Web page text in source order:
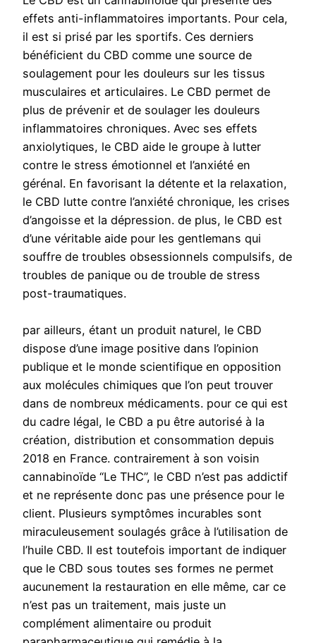
effets anti-inflammatoires importants. Pour cela,
il est si prisé par les sportifs. Ces derniers
bénéficient du CBD comme une source de
soulagement pour les douleurs sur les tissus
musculaires et articulaires. Le CBD permet de
plus de prévenir et de soulager les douleurs
inflammatoires chroniques. Avec ses effets
anxiolytiques, le CBD aide le groupe à lutter
contre le stress émotionnel et l’anxiété en
gérénal. En favorisant la détente et la relaxation,
le CBD lutte contre l’anxiété chronique, les crises
d’angoisse et la dépression. de plus, le CBD est
d’une véritable aide pour les gentlemans qui
souffre de troubles obsessionnels compulsifs, de
troubles de panique ou de trouble de stress
post-traumatiques.
par ailleurs, étant un produit naturel, le CBD
dispose d’une image positive dans l’opinion
publique et le monde scientifique en opposition
aux molécules chimiques que l’on peut trouver
dans de nombreux médicaments. pour ce qui est
du cadre légal, le CBD a pu être autorisé à la
création, distribution et consommation depuis
2018 en France. contrairement à son voisin
cannabinoïde “Le THC”, le CBD n’est pas addictif
et ne représente donc pas une présence pour le
client. Plusieurs symptômes incurables sont
miraculeusement soulagés grâce à l’utilisation de
l’huile CBD. Il est toutefois important de indiquer
que le CBD sous toutes ses formes ne permet
aucunement la restauration en elle même, car ce
n’est pas un traitement, mais juste un
complément alimentaire ou produit